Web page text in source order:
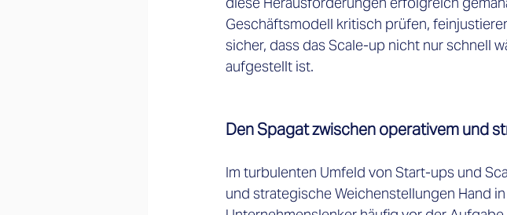
Geschäftsmodell kritisch prüfen,
sicher, dass das Scale-up nicht nur schnell
aufgestellt ist.
Den Spagat zwischen operativem und
Im turbulenten Umfeld von Start-ups und
und strategische Weichenstellungen Hand